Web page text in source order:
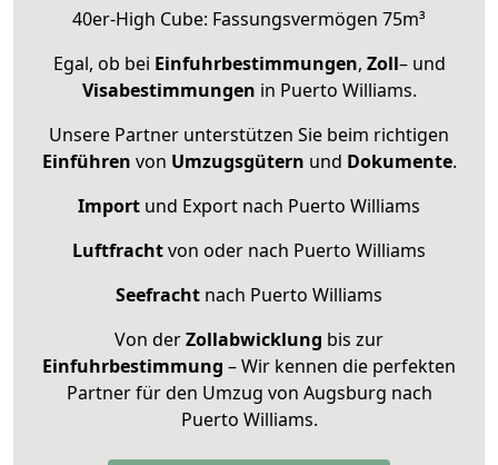
40er-High Cube: Fassungsvermögen 75m³
Egal, ob bei Einfuhrbestimmungen, Zoll– und
Visabestimmungen in Puerto Williams.
Unsere Partner unterstützen Sie beim richtigen
Einführen von Umzugsgütern und Dokumente.
Import und Export nach Puerto Williams
Luftfrachtvon oder nach Puerto Williams
Seefracht nach Puerto Williams
Von derZollabwicklung bis zur
Einfuhrbestimmung – Wir kennen die perfekten
Partner für den Umzug von Augsburg nach
Puerto Williams.